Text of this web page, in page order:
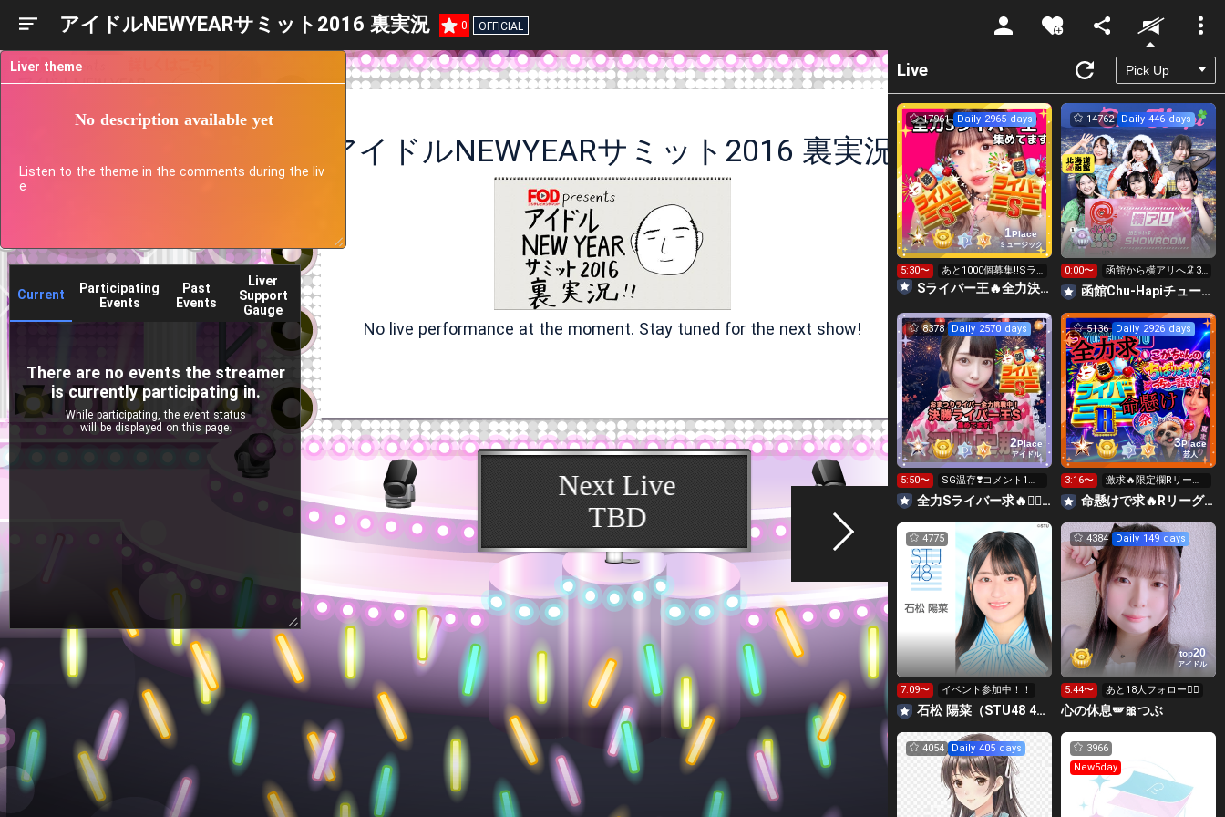
アイドルNEWYEARサミット2016 裏実況 0 OFFICIAL
Unmute
アイドルNEWYEARサミット2016 裏実況
No live performance at the moment. Stay tuned for the next show!
Current
Participating
Events
Past
Events
Liver
Support
Gauge
There are no events the streamer
is currently participating in.
While participating, the event status
will be displayed on this page.
Liver theme
No description available yet
Listen to the theme in the comments during the liv
e
Live
1Place
ミュージック
17961 Daily 2965 days
5:30〜
あと1000個募集‼️Sラ
イバー王👑投げれま
Sライバー王🔥全力決勝🗽🌈Annnnnaの空⛱
14762 Daily 446 days
0:00〜
函館から横アリへ🦑31
0万ptで新メン発表！
函館Chu-Hapiチューハピ🌈
2Place
アイドル
8378 Daily 2570 days
5:50〜
SG温存❣️コメント1回
で無料の S求🧡
全力Sライバー求🔥❤️‍🔥147cm深川史那のルーム🐸🎈
3Place
芸人
5136 Daily 2926 days
3:16〜
激求🔥限定欄Rリーグ
👑0時～枠に来れる方
ギフト温存
命懸けで求🔥Rリーグ👑夏祭実行委員長🎆こがちゃんのちばります
4775
7:09〜 イベント参加中！！
石松 陽菜（STU48 4期研究生）
top20
アイドル
4384 Daily 149 days
5:44〜 あと18人フォロー🙇‍♀️
心の休息🪽🎀つぶ
4054 Daily 405 days
3966
New5day